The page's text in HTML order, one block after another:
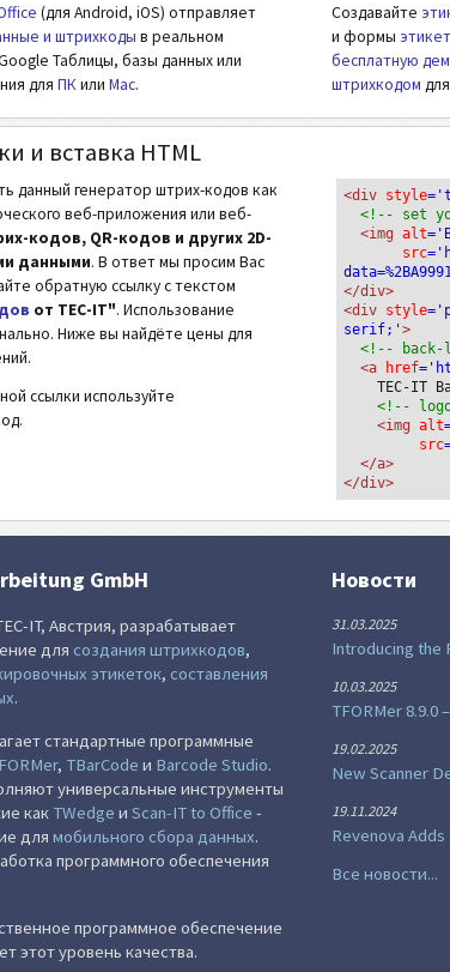
Code
Фармакод
Фармакод
Product Number)
(для Android, iOS) отправляет
и штрихкоды в реальном
Таблицы, базы данных или
для ПКили Mac.
Создавайте
и формы
бесплатную
штрихкодом
и вставка HTML
данный генератор штрих-кодов как
веб-приложения или веб-
кодов, QR-кодов и других 2D-
данными. В ответ мы просим Вас
обратную ссылку с текстом
от TEC-IT". Использование
Ниже вы найдёте цены для
ссылки используйте
<div style
<!-- set
<img alt
src
</div>
<div style
serif;'>
<!-- back-
<a
href
TEC-IT
<!--
<img alt
src
</a>
</div>
GmbH
IT, Австрия, разрабатывает
для создания штрихкодов,
этикеток, составления
.
стандартные программные
, TBarCode и Barcode Studio.
универсальные инструменты
как TWedge и Scan-IT to Office -
для мобильного сбора данных.
программного обеспечения
программное обеспечение
этот уровень качества.
Новости
31.03.2025
Introducing the
10.03.2025
TFORMer 8.9.0
19.02.2025
New Scanner
19.11.2024
Revenova
Все новости...